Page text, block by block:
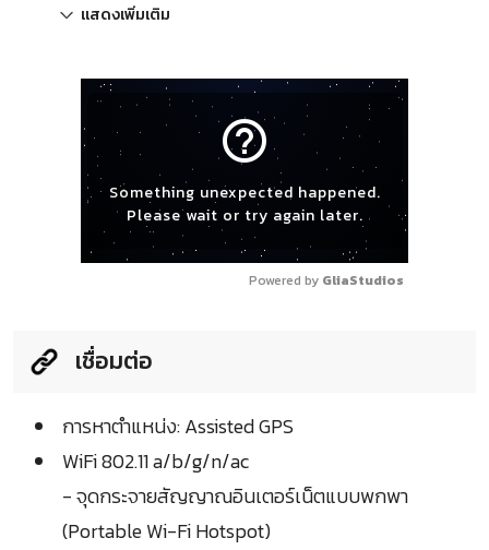
แสดงเพิ่มเติม
help_outline
Something unexpected happened.
Please wait or try again later.
Powered by GliaStudios
เชื่อมต่อ
การหาตำแหน่ง: Assisted GPS
WiFi 802.11 a/b/g/n/ac
- จุดกระจายสัญญาณอินเตอร์เน็ตแบบพกพา
(Portable Wi-Fi Hotspot)